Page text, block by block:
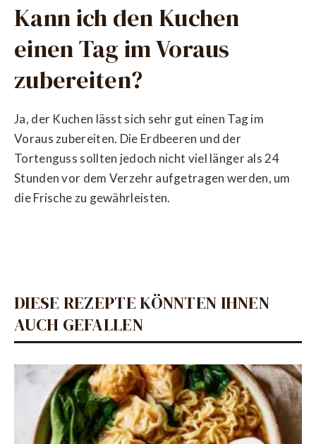
Kann ich den Kuchen
einen Tag im Voraus
zubereiten?
Ja, der Kuchen lässt sich sehr gut einen Tag im
Voraus zubereiten. Die Erdbeeren und der
Tortenguss sollten jedoch nicht viel länger als 24
Stunden vor dem Verzehr aufgetragen werden, um
die Frische zu gewährleisten.
DIESE REZEPTE KÖNNTEN IHNEN
AUCH GEFALLEN